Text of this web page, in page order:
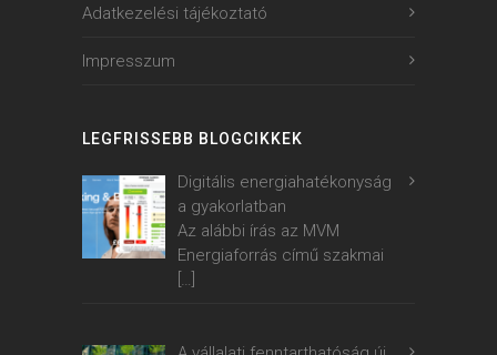
Adatkezelési tájékoztató
Impresszum
LEGFRISSEBB BLOGCIKKEK
Digitális energiahatékonyság
a gyakorlatban
Az alábbi írás az MVM
Energiaforrás című szakmai
[…]